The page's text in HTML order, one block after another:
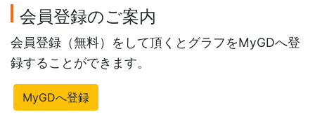
会員登録のご案内
会員登録（無料）をして頂くとグラフをMyGDへ登
録することができます。
MyGDへ登録